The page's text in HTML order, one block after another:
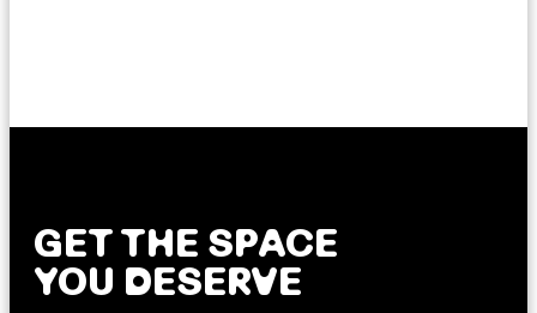
GET THE SPACE
YOU DESERVE